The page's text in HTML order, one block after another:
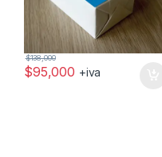
$95,000
$138,000
+iva